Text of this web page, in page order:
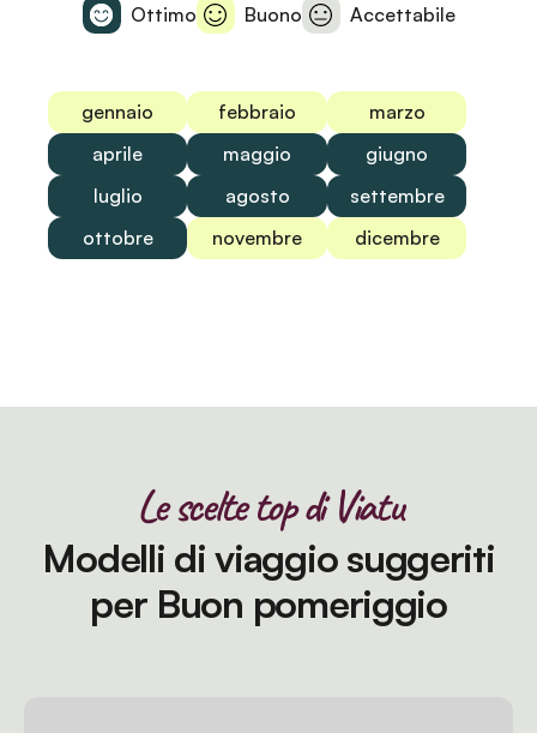
Ottimo Buono Accettabile
gennaio febbraio
marzo
aprile
maggio
giugno
luglio
agosto
settembre
ottobre
novembre dicembre
Le scelte top di Viatu
Modelli di viaggio suggeriti
per Buon pomeriggio